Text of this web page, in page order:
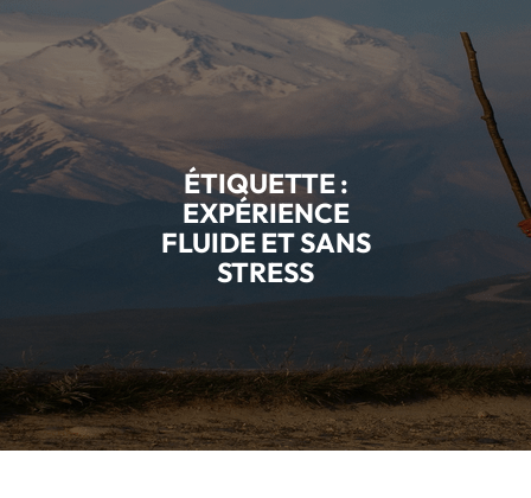
ÉTIQUETTE :
EXPÉRIENCE
FLUIDE ET SANS
STRESS